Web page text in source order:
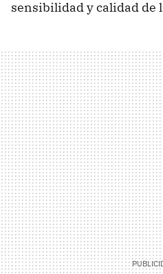
sensibilidad y calidad de